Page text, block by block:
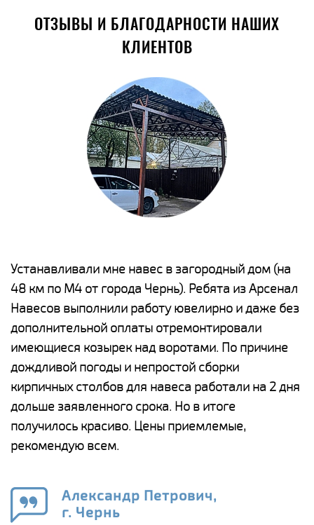
ОТЗЫВЫ И БЛАГОДАРНОСТИ НАШИХ
КЛИЕНТОВ
Устанавливали мне навес в загородный дом (на
48 км по М4 от города Чернь). Ребята из Арсенал
Навесов выполнили работу ювелирно и даже без
дополнительной оплаты отремонтировали
имеющиеся козырек над воротами. По причине
дождливой погоды и непростой сборки
кирпичных столбов для навеса работали на 2 дня
дольше заявленного срока. Но в итоге
получилось красиво. Цены приемлемые,
рекомендую всем.
Александр Петрович,
г. Чернь